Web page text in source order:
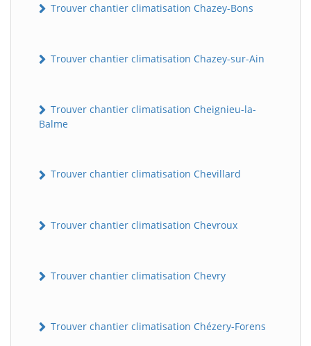
Trouver chantier climatisation Chazey-Bons
Trouver chantier climatisation Chazey-sur-Ain
Trouver chantier climatisation Cheignieu-la-
Balme
Trouver chantier climatisation Chevillard
Trouver chantier climatisation Chevroux
Trouver chantier climatisation Chevry
Trouver chantier climatisation Chézery-Forens